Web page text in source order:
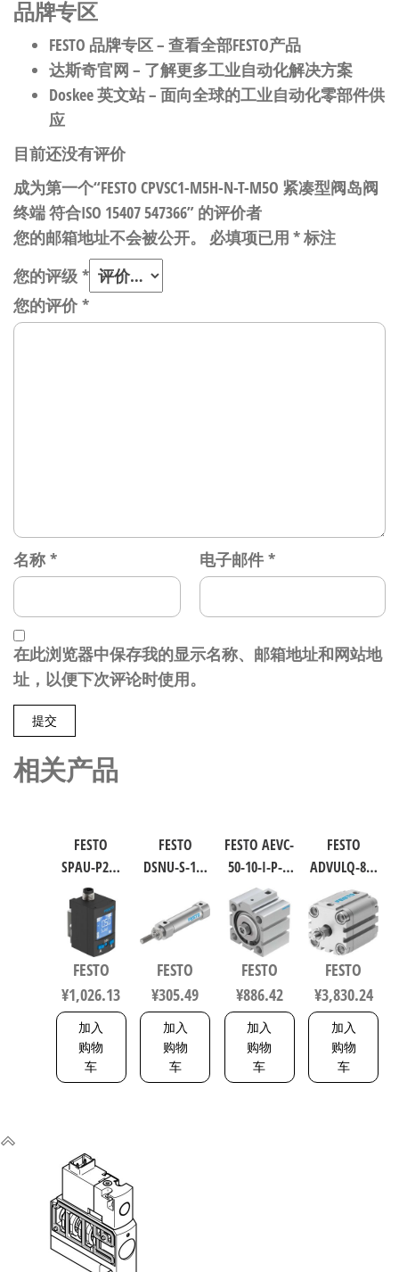
品牌专区
FESTO 品牌专区– 查看全部FESTO产品
达斯奇官网 – 了解更多工业自动化解决方案
Doskee 英文站– 面向全球的工业自动化零部件供
应
目前还没有评价
成为第一个“FESTO CPVSC1-M5H-N-T-M5O 紧凑型阀岛阀
终端 符合ISO 15407 547366” 的评价者
您的邮箱地址不会被公开。
必填项已用 *标注
您的评级 *
您的评价*
名称 * 电子邮件 *
在此浏览器中保存我的显示名称、邮箱地址和网站地
址，以便下次评论时使用。
相关产品
FESTO
SPAU-P2R-
W-G18FD-L-
PNLK-
PNVBA-M8U
数字压力
传感器 符
合EN 60947-
5-2 8001232
FESTO
¥1,026.13
加入
购物
车
FESTO
DSNU-S-16-
气缸 行程
40mm 缸径
ISO 6432 /
CETOP RP 52
P 5216093
FESTO
¥305.49
加入
购物
车
FESTO AEVC-
50-10-I-P-A
短行程气
缸 行程
10mm 缸径
50mm
VDMA 24562
188252
FESTO
¥886.42
加入
购物
车
FESTO
ADVULQ-80-
60-A-P-A 紧
凑型抗扭
气缸 行程
60mm 缸径
80mm
156833
FESTO
¥3,830.24
加入
购物
车